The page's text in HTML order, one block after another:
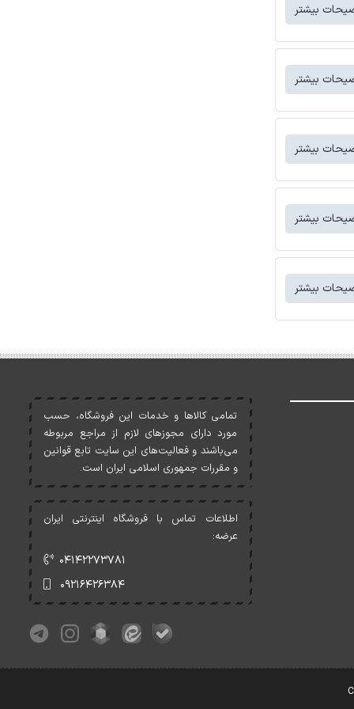
بیشتر
بیشتر
بیشتر
بیشتر
بیشتر
تمامی کالاها و خدمات اين فروشگاه، حسب
مورد دارای مجوزهای لازم از مراجع مربوطه
می‌باشند و فعاليت‌های اين سايت تابع قوانين
و مقررات جمهوری اسلامی ايران است.
اطلاعات تماس با فروشگاه اینترنتی ایران
عرضه:
۰۴۱۴۲۲۷۳۷۸۱
۰۹۲۱۶۴۲۶۳۸۴